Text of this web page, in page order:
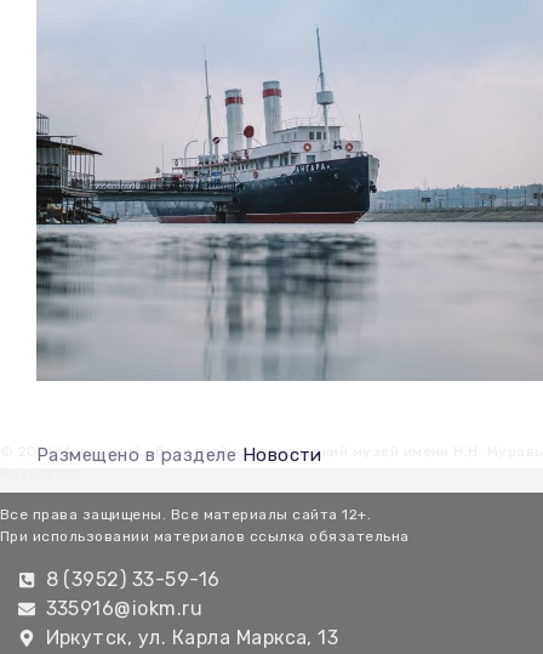
Размещено в разделе Новости
© 2026 Иркутский областной краеведческий музей имени Н.Н.
Все права защищены. Все материалы сайта 12+.
При использовании материалов ссылка обязательна
8 (3952) 33-59-16
335916@iokm.ru
Иркутск, ул. Карла Маркса, 13